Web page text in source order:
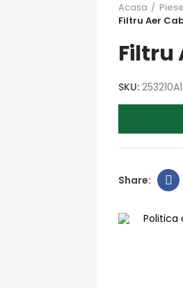
Acasa
Filtru Aer
Filtru
SKU: 253210A1
Politica